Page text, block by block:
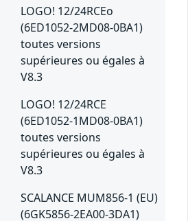
LOGO! 12/24RCEo
(6ED1052-2MD08-0BA1)
toutes versions
supérieures ou égales à
V8.3
LOGO! 12/24RCE
(6ED1052-1MD08-0BA1)
toutes versions
supérieures ou égales à
V8.3
SCALANCE MUM856-1 (EU)
(6GK5856-2EA00-3DA1)